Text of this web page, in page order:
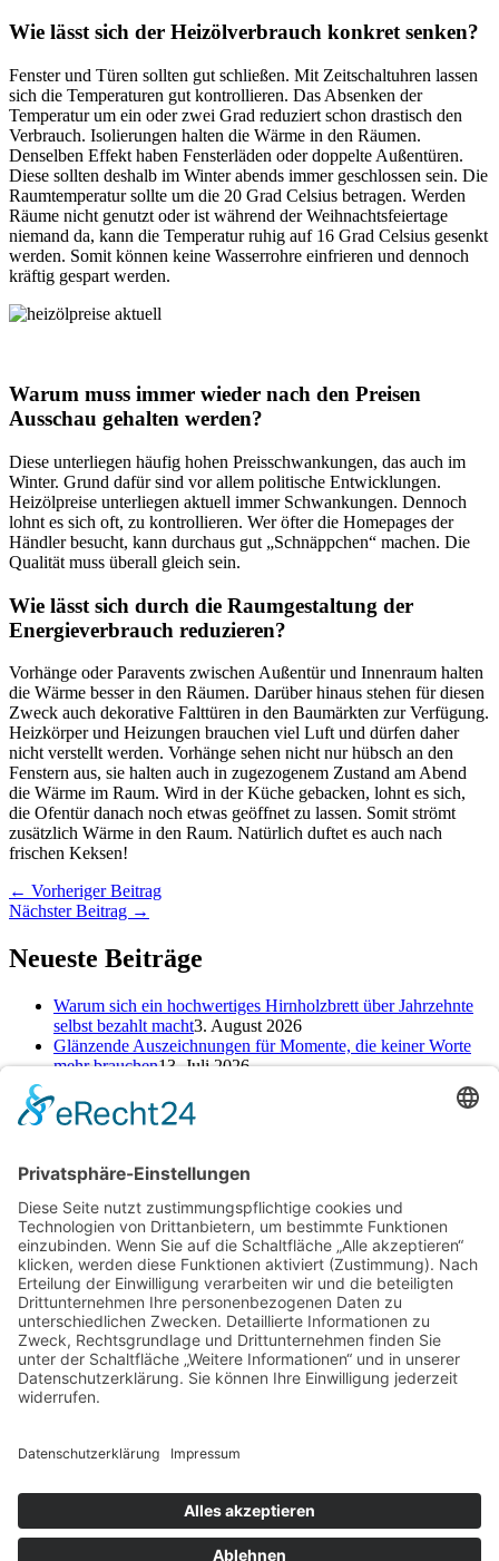
Wie lässt sich der Heizölverbrauch konkret senken?
Fenster und Türen sollten gut schließen. Mit Zeitschaltuhren lassen
sich die Temperaturen gut kontrollieren. Das Absenken der
Temperatur um ein oder zwei Grad reduziert schon drastisch den
Verbrauch. Isolierungen halten die Wärme in den Räumen.
Denselben Effekt haben Fensterläden oder doppelte Außentüren.
Diese sollten deshalb im Winter abends immer geschlossen sein. Die
Raumtemperatur sollte um die 20 Grad Celsius betragen. Werden
Räume nicht genutzt oder ist während der Weihnachtsfeiertage
niemand da, kann die Temperatur ruhig auf 16 Grad Celsius gesenkt
werden. Somit können keine Wasserrohre einfrieren und dennoch
kräftig gespart werden.
Warum muss immer wieder nach den Preisen
Ausschau gehalten werden?
Diese unterliegen häufig hohen Preisschwankungen, das auch im
Winter. Grund dafür sind vor allem politische Entwicklungen.
Heizölpreise unterliegen aktuell immer Schwankungen. Dennoch
lohnt es sich oft, zu kontrollieren. Wer öfter die Homepages der
Händler besucht, kann durchaus gut „Schnäppchen“ machen. Die
Qualität muss überall gleich sein.
Wie lässt sich durch die Raumgestaltung der
Energieverbrauch reduzieren?
Vorhänge oder Paravents zwischen Außentür und Innenraum halten
die Wärme besser in den Räumen. Darüber hinaus stehen für diesen
Zweck auch dekorative Falttüren in den Baumärkten zur Verfügung.
Heizkörper und Heizungen brauchen viel Luft und dürfen daher
nicht verstellt werden. Vorhänge sehen nicht nur hübsch an den
Fenstern aus, sie halten auch in zugezogenem Zustand am Abend
die Wärme im Raum. Wird in der Küche gebacken, lohnt es sich,
die Ofentür danach noch etwas geöffnet zu lassen. Somit strömt
zusätzlich Wärme in den Raum. Natürlich duftet es auch nach
frischen Keksen!
← Vorheriger Beitrag
Nächster Beitrag →
Neueste Beiträge
Warum sich ein hochwertiges Hirnholzbrett über Jahrzehnte
selbst bezahlt macht3. August 2026
Glänzende Auszeichnungen für Momente, die keiner Worte
mehr brauchen13. Juli 2026
starten25. Juni 2026
Kategorien
Schlagwörter
Baufinanzierung Beratung Beruf cbd online kaufen Einsparungen Erfahrung
Finanzen Hautpflege Kamin Kinder Konto Kredit Motivation Ofen Pool
Reinigungsdienst
Reise Renovierung Rückgabe Selbst machen Selbstständigkeit
Sparen Sparen im Alltag Sparfuchs Sparkonto Tagesgeld Taschengeld Umtausch
Unterstützung Upcycling
Archiv
Archiv